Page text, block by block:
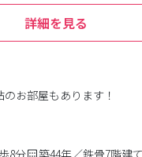
詳細を見る
お部屋もあります！
8分 築44年／鉄骨7階建て